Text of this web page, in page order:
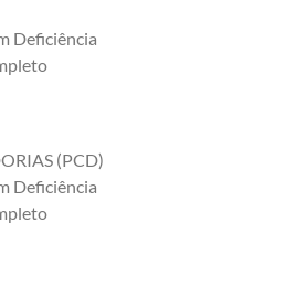
Deficiência
(PCD)
Deficiência